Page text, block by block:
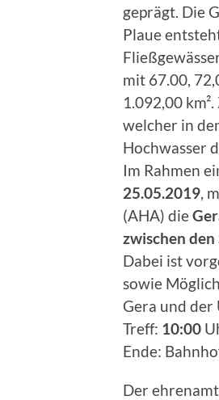
geprägt. Die
Plaue
mit 67.00,
1.092,00
welcher in
Hochwasser
Im Rahmen
25.05.2019 ,
(AHA) die
zwischen
Dabei ist
sowie
Gera und der
Treff: 10:00
Ende:
Der